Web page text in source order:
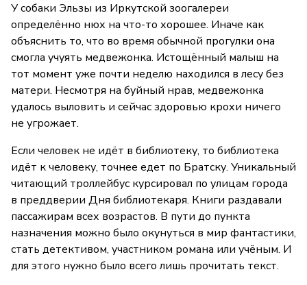
У собаки Эльзы из Иркутской зоогалереи
определённо нюх на что-то хорошее. Иначе как
объяснить то, что во время обычной прогулки она
смогла учуять медвежонка. Истощённый малыш на
тот момент уже почти неделю находился в лесу без
матери. Несмотря на буйный нрав, медвежонка
удалось выловить и сейчас здоровью крохи ничего
не угрожает.
Если человек не идёт в библиотеку, то библиотека
идёт к человеку, точнее едет по Братску. Уникальный
читающий троллейбус курсировал по улицам города
в преддверии Дня библиотекаря. Книги раздавали
пассажирам всех возрастов. В пути до пункта
назначения можно было окунуться в мир фантастики,
стать детективом, участником романа или учёным. И
для этого нужно было всего лишь прочитать текст.